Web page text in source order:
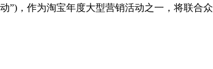
”)，作为淘宝年度大型营销活动之一，将联